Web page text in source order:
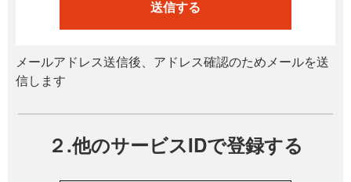
送信する
メールアドレス送信後、アドレス確認のためメールを送
信します
２.他のサービスIDで登録する